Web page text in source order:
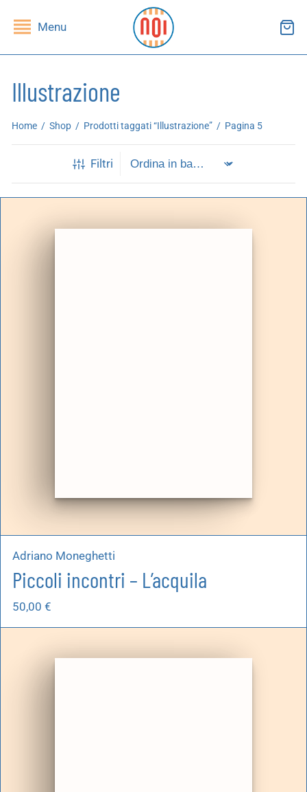
Menu
Illustrazione
Home / Shop / Prodotti taggati “Illustrazione” / Pagina 5
Filtri
Adriano Moneghetti
Piccoli incontri – L’acquila
50,00 €
DI LETTURA